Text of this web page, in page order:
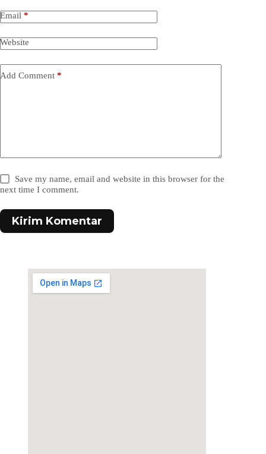
Email *
Website
Add Comment *
Save my name, email and website in this browser for the
next time I comment.
Kirim Komentar